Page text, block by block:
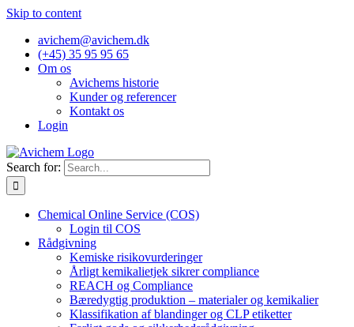
Skip to content
avichem@avichem.dk
(+45) 35 95 95 65
Om os
Avichems historie
Kunder og referencer
Kontakt os
Login
Search for:
Chemical Online Service (COS)
Login til COS
Rådgivning
Kemiske risikovurderinger
Årligt kemikalietjek sikrer compliance
REACH og Compliance
Bæredygtig produktion – materialer og kemikalier
Klassifikation af blandinger og CLP etiketter